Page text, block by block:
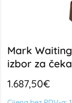
Mark
izbor za
1.687,50€